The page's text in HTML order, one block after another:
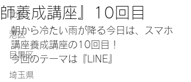
北区
港区
目黒区
埼玉県
師養成講座』10回目
朝から冷たい雨が降る今日は、スマホ
講座養成講座の10回目！
今回のテーマは『LINE』